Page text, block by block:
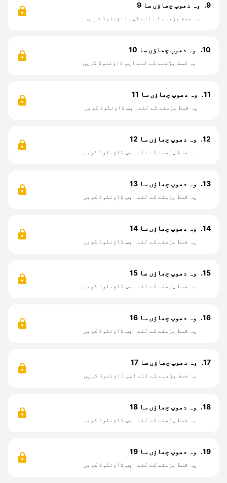
9. وہ دھوپ چھاؤں سا 9
یہ قسط پڑھنے کے لئے اپپ ڈاؤنلوڈ کریں
10. وہ دھوپ چھاؤں سا 10
یہ قسط پڑھنے کے لئے اپپ ڈاؤنلوڈ کریں
11. وہ دھوپ چھاؤں سا 11
یہ قسط پڑھنے کے لئے اپپ ڈاؤنلوڈ کریں
12. وہ دھوپ چھاؤں سا 12
یہ قسط پڑھنے کے لئے اپپ ڈاؤنلوڈ کریں
13. وہ دھوپ چھاؤں سا 13
یہ قسط پڑھنے کے لئے اپپ ڈاؤنلوڈ کریں
14. وہ دھوپ چھاؤں سا 14
یہ قسط پڑھنے کے لئے اپپ ڈاؤنلوڈ کریں
15. وہ دھوپ چھاؤں صا 15
یہ قسط پڑھنے کے لئے اپپ ڈاؤنلوڈ کریں
16. وہ دھوپ چھاؤں سا 16
یہ قسط پڑھنے کے لئے اپپ ڈاؤنلوڈ کریں
17. وہ دھوپ چھاؤں سا 17
یہ قسط پڑھنے کے لئے اپپ ڈاؤنلوڈ کریں
18. وہ دھوپ چھاؤں سا 18
یہ قسط پڑھنے کے لئے اپپ ڈاؤنلوڈ کریں
19. وہ دھوپ چھاؤں سا 19
یہ قسط پڑھنے کے لئے اپپ ڈاؤنلوڈ کریں